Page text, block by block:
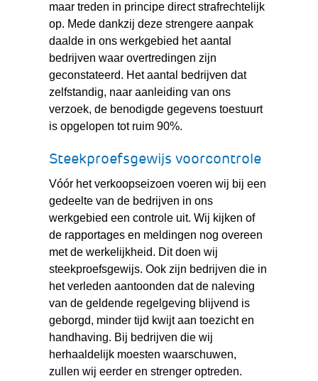
maar treden in principe direct strafrechtelijk
op. Mede dankzij deze strengere aanpak
daalde in ons werkgebied het aantal
bedrijven waar overtredingen zijn
geconstateerd. Het aantal bedrijven dat
zelfstandig, naar aanleiding van ons
verzoek, de benodigde gegevens toestuurt
is opgelopen tot ruim 90%.
Steekproefsgewijs voorcontrole
Vóór het verkoopseizoen voeren wij bij een
gedeelte van de bedrijven in ons
werkgebied een controle uit. Wij kijken of
de rapportages en meldingen nog overeen
met de werkelijkheid. Dit doen wij
steekproefsgewijs. Ook zijn bedrijven die in
het verleden aantoonden dat de naleving
van de geldende regelgeving blijvend is
geborgd, minder tijd kwijt aan toezicht en
handhaving. Bij bedrijven die wij
herhaaldelijk moesten waarschuwen,
zullen wij eerder en strenger optreden.